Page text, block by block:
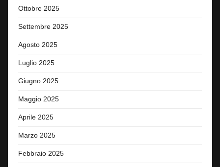
Ottobre 2025
Settembre 2025
Agosto 2025
Luglio 2025
Giugno 2025
Maggio 2025
Aprile 2025
Marzo 2025
Febbraio 2025